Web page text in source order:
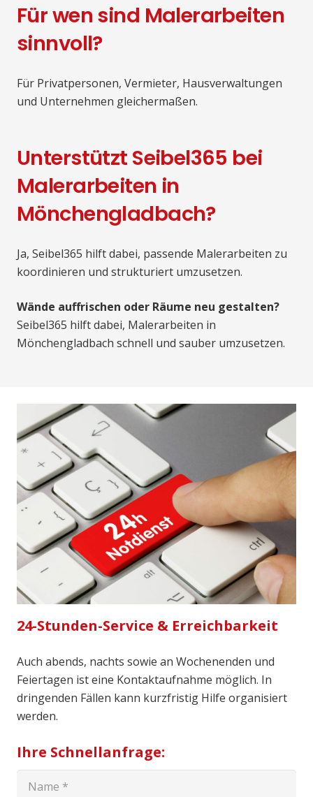
Für wen sind Malerarbeiten
sinnvoll?
Für Privatpersonen, Vermieter, Hausverwaltungen
und Unternehmen gleichermaßen.
Unterstützt Seibel365 bei
Malerarbeiten in
Mönchengladbach?
Ja, Seibel365 hilft dabei, passende Malerarbeiten zu
koordinieren und strukturiert umzusetzen.
Wände auffrischen oder Räume neu gestalten?
Seibel365 hilft dabei, Malerarbeiten in
Mönchengladbach schnell und sauber umzusetzen.
24-Stunden-Service & Erreichbarkeit
Auch abends, nachts sowie an Wochenenden und
Feiertagen ist eine Kontaktaufnahme möglich. In
dringenden Fällen kann kurzfristig Hilfe organisiert
werden.
Ihre Schnellanfrage: